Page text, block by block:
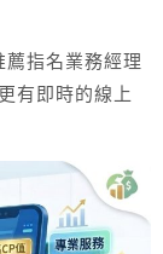
指名業務經理
有即時的線上